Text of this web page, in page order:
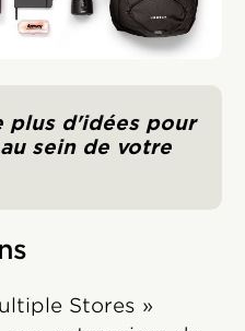
plus d'idées pour
au sein de votre
Stores »